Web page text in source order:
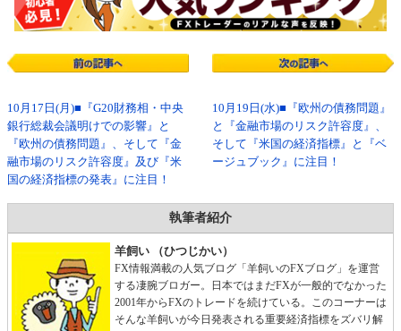
10月17日(月)■『G20財務相・中央
銀行総裁会議明けでの影響』と
『欧州の債務問題』、そして『金
融市場のリスク許容度』及び『米
国の経済指標の発表』に注目！
10月19日(水)■『欧州の債務問題』
と『金融市場のリスク許容度』、
そして『米国の経済指標』と『ベ
ージュブック』に注目！
執筆者紹介
羊飼い （ひつじかい）
FX情報満載の人気ブログ「羊飼いのFXブログ」を運営
する凄腕ブロガー。日本ではまだFXが一般的でなかった
2001年からFXのトレードを続けている。このコーナーは
そんな羊飼いが今日発表される重要経済指標をズバリ解